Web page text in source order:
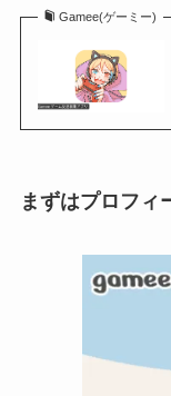
Gamee(ゲーミー)
まずはプロフィ